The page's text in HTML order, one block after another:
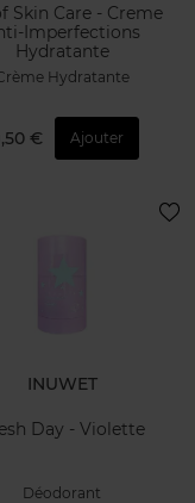
Skin Care - Creme
Imperfections
Hydratante
Hydratante
€ Ajouter
INUWET
Day - Violette
Déodorant